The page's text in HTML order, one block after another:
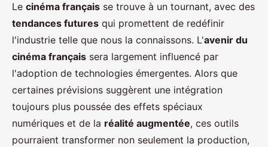
Le cinéma français se trouve à un tournant, avec des
tendances futures qui promettent de redéfinir
l'industrie telle que nous la connaissons. L'avenir du
cinéma français sera largement influencé par
l'adoption de technologies émergentes. Alors que
certaines prévisions suggèrent une intégration
toujours plus poussée des effets spéciaux
numériques et de la réalité augmentée, ces outils
pourraient transformer non seulement la production,